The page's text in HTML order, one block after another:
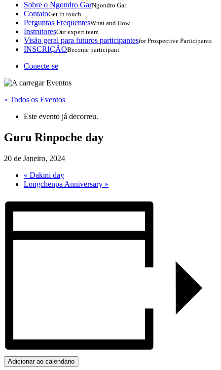
Sobre o Ngondro GarNgondro Gar
ContatoGet in touch
Perguntas FrequentesWhat and How
InstrutoresOur expert team
Visão geral para futuros participantesfor Prospective Participants
INSCRIÇÃOBecome participant
Conecte-se
« Todos os Eventos
Este evento já decorreu.
Guru Rinpoche day
20 de Janeiro, 2024
« Dakini day
Longchenpa Anniversary »
Adicionar ao calendário